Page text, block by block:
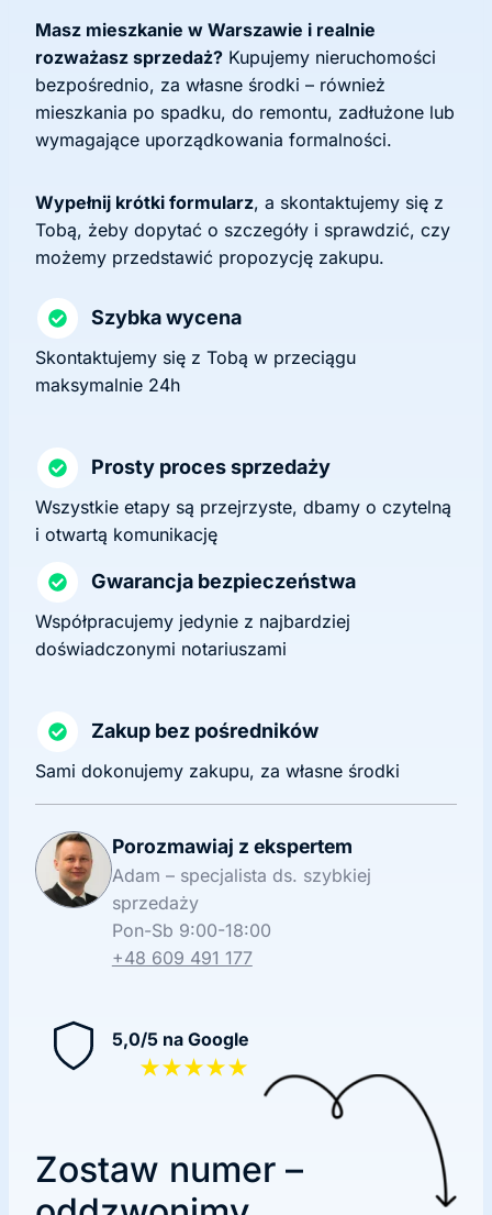
Masz mieszkanie w Warszawie i realnie
rozważasz sprzedaż? Kupujemy nieruchomości
bezpośrednio, za własne środki – również
mieszkania po spadku, do remontu, zadłużone lub
wymagające uporządkowania formalności.
Wypełnij krótki formularz, a skontaktujemy się z
Tobą, żeby dopytać o szczegóły i sprawdzić, czy
możemy przedstawić propozycję zakupu.
Szybka wycena
Skontaktujemy się z Tobą w przeciągu
maksymalnie 24h
Prosty proces sprzedaży
Wszystkie etapy są przejrzyste, dbamy o czytelną
i otwartą komunikację
Gwarancja bezpieczeństwa
Współpracujemy jedynie z najbardziej
doświadczonymi notariuszami
Zakup bez pośredników
Sami dokonujemy zakupu, za własne środki
Porozmawiaj z ekspertem
Adam – specjalista ds. szybkiej
sprzedaży
Pon-Sb 9:00-18:00
+48 609 491 177
5,0/5 na Google
★★★★★
Zostaw numer –